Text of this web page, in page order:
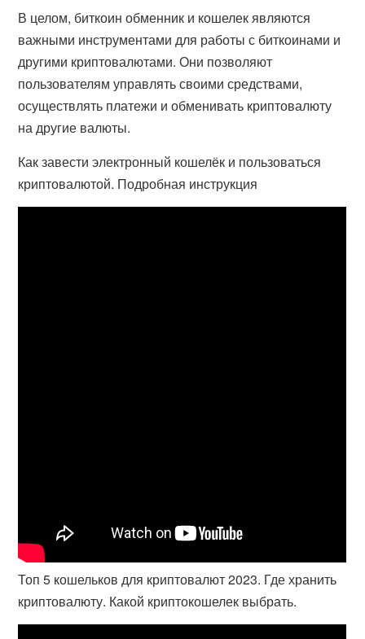
В целом, биткоин обменник и кошелек являются
важными инструментами для работы с биткоинами и
другими криптовалютами. Они позволяют
пользователям управлять своими средствами,
осуществлять платежи и обменивать криптовалюту
на другие валюты.
Как завести электронный кошелёк и пользоваться
криптовалютой. Подробная инструкция
Топ 5 кошельков для криптовалют 2023. Где хранить
криптовалюту. Какой криптокошелек выбрать.